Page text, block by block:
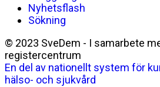
Nyhetsflash
Sökning
© 2023 SveDem - I samarbete
registercentrum
En del av nationellt system för
hälso- och sjukvård